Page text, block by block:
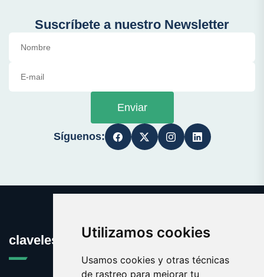
Utilizamos cookies
Usamos cookies y otras técnicas
de rastreo para mejorar tu
Suscríbete a nuestro Newsletter
Enviar
Síguenos:
claveles.es